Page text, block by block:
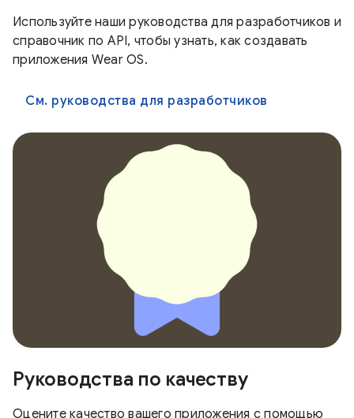
Используйте наши руководства для разработчиков и
справочник по API, чтобы узнать, как создавать
приложения Wear OS.
См. руководства для разработчиков
Руководства по качеству
Оцените качество вашего приложения с помощью